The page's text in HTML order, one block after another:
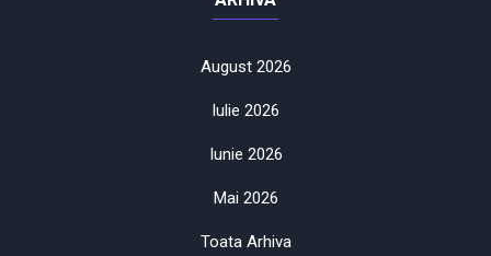
August 2026
Iulie 2026
Iunie 2026
Mai 2026
Toata Arhiva